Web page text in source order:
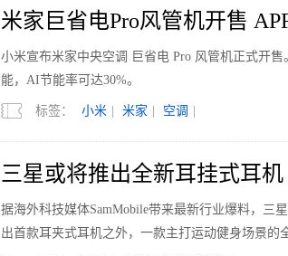
米家巨省电Pro风管机开售
小米宣布米家中央空调 巨省电 Pro 风管机正式开
能，AI节能率可达30%。
标签： 小米 米家 空调
三星或将推出全新耳挂式耳
据海外科技媒体SamMobile带来最新行业爆料，三
出首款耳夹式耳机之外，一款主打运动健身场景的